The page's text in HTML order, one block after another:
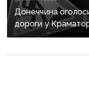
Донеччина
дороги у
вже ремонтували